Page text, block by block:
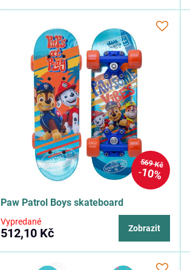
569 Kč
10%
Paw Patrol Boys skateboard
Vypredané
512,10 Kč Zobrazit